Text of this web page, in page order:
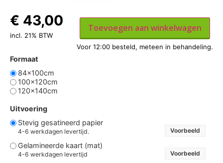
Formaat
84x100cm
100x120cm
120x140cm
Uitvoering
Stevig gesatineerd papier
4-6 werkdagen levertijd. Voorbeeld
Gelamineerde kaart (mat)
4-6 werkdagen levertijd Voorbeeld
€ 43,00
incl. 21% BTW
Toevoegen aan winkelwagen